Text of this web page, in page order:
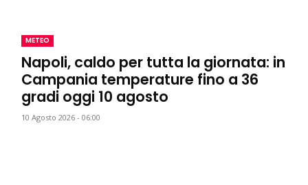
METEO
Napoli, caldo per tutta la giornata: in
Campania temperature fino a 36
gradi oggi 10 agosto
10 Agosto 2026 - 06:00